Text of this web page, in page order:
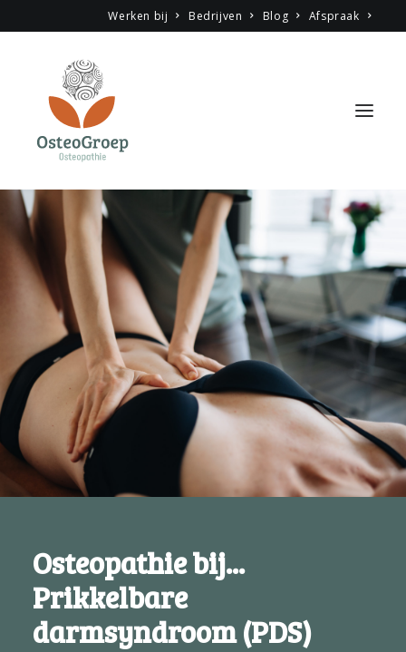
Werken bij Bedrijven Blog Afspraak
Osteopathie bij...
Prikkelbare
darmsyndroom (PDS)